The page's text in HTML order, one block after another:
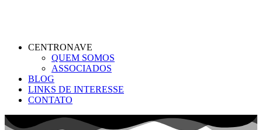
CENTRONAVE
QUEM SOMOS
ASSOCIADOS
BLOG
LINKS DE INTERESSE
CONTATO